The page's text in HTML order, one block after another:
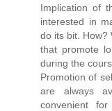
Implication of
interested in
do its bit. How?
that promote
during the
Promotion of
are always
convenient